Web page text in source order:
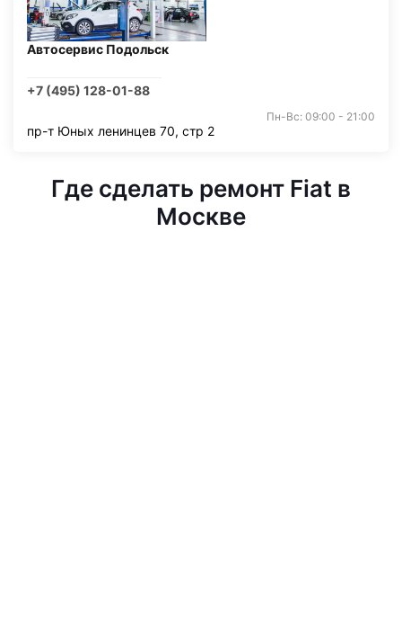
Автосервис Подольск
+7 (495) 128-01-88
Пн-Вс: 09:00 - 21:00
пр-т Юных ленинцев 70, стр 2
Где сделать ремонт Fiat в
Москве